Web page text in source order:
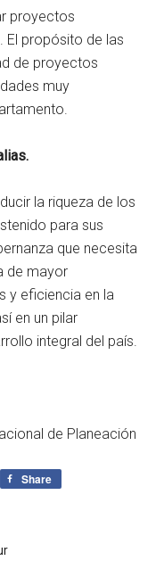
proyectos
El propósito de las
de proyectos
muy
la riqueza de los
para sus
que necesita
de mayor
y eficiencia en la
en un pilar
integral del país.
de Planeación
Share